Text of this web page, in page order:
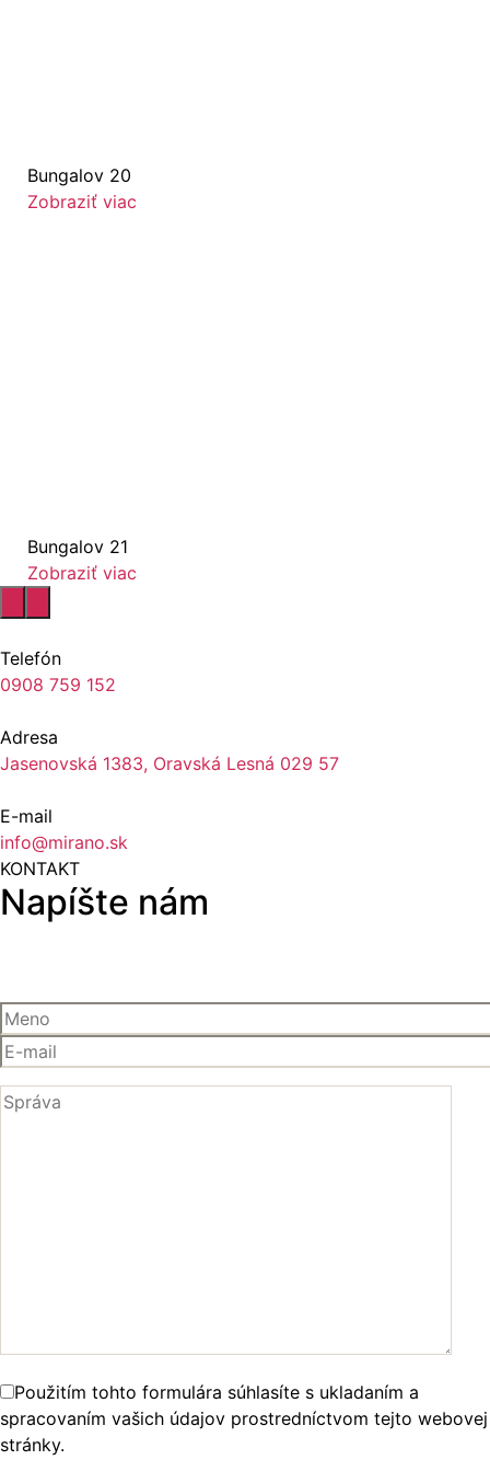
Bungalov 20
Zobraziť viac
Bungalov 21
Zobraziť viac
Telefón
0908 759 152
Adresa
Jasenovská 1383, Oravská Lesná 029 57
E-mail
info@mirano.sk
KONTAKT
Napíšte nám
Použitím tohto formulára súhlasíte s ukladaním a
spracovaním vašich údajov prostredníctvom tejto webovej
stránky.